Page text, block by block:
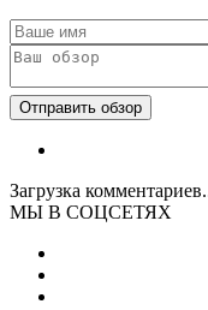
Загрузка
МЫ В СОЦСЕТЯХ